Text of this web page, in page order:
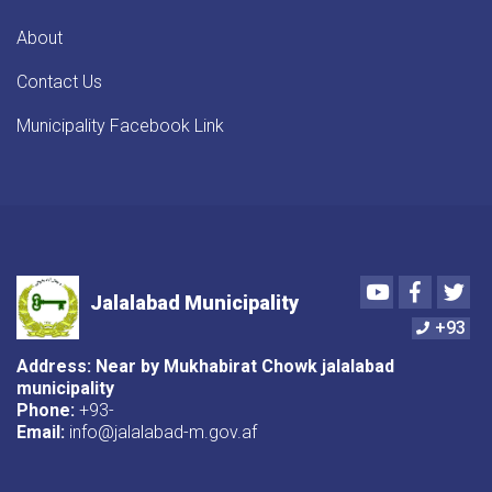
About
Contact Us
Municipality Facebook Link
Jalalabad Municipality
Youtube
+93
Address: Near by Mukhabirat Chowk jalalabad
municipality
Phone: +93-
Email: info@jalalabad-m.gov.af